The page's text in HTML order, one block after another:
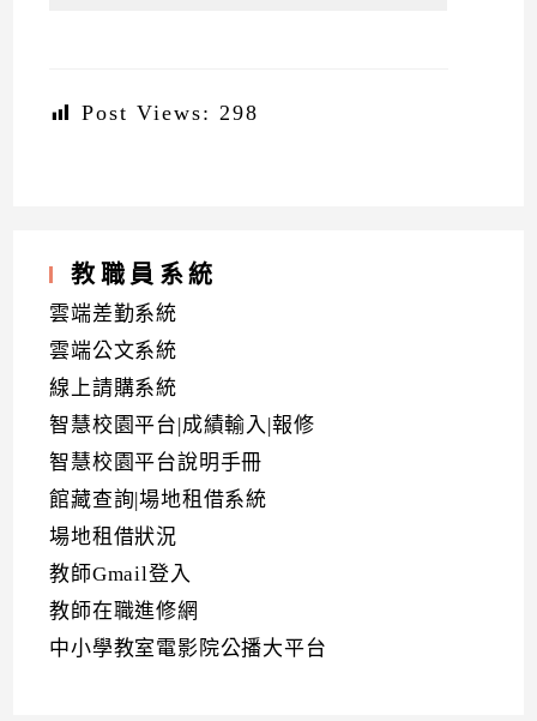
Post Views: 298
教職員系統
雲端差勤系統
雲端公文系統
線上請購系統
智慧校園平台|成績輸入|報修
智慧校園平台說明手冊
館藏查詢|場地租借系統
場地租借狀況
教師Gmail登入
教師在職進修網
中小學教室電影院公播大平台